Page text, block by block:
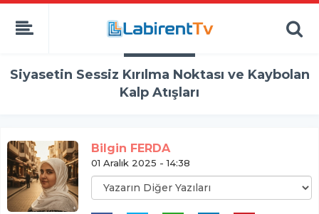
Siyasetin Sessiz Kırılma Noktası ve Kaybolan
Kalp Atışları
Bilgin FERDA
01 Aralık 2025 - 14:38